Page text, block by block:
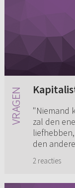
"Niemand
zal den
den
2 reacties